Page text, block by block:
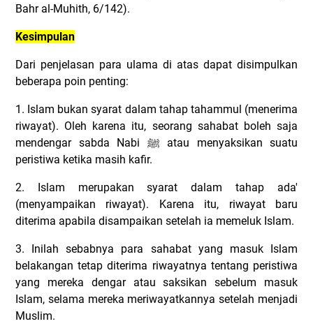
Bahr al-Muhith, 6/142).
Kesimpulan
Dari penjelasan para ulama di atas dapat disimpulkan
beberapa poin penting:
1. Islam bukan syarat dalam tahap tahammul (menerima
riwayat). Oleh karena itu, seorang sahabat boleh saja
mendengar sabda Nabi ﷺ atau menyaksikan suatu
peristiwa ketika masih kafir.
2. Islam merupakan syarat dalam tahap ada'
(menyampaikan riwayat). Karena itu, riwayat baru
diterima apabila disampaikan setelah ia memeluk Islam.
3. Inilah sebabnya para sahabat yang masuk Islam
belakangan tetap diterima riwayatnya tentang peristiwa
yang mereka dengar atau saksikan sebelum masuk
Islam, selama mereka meriwayatkannya setelah menjadi
Muslim.